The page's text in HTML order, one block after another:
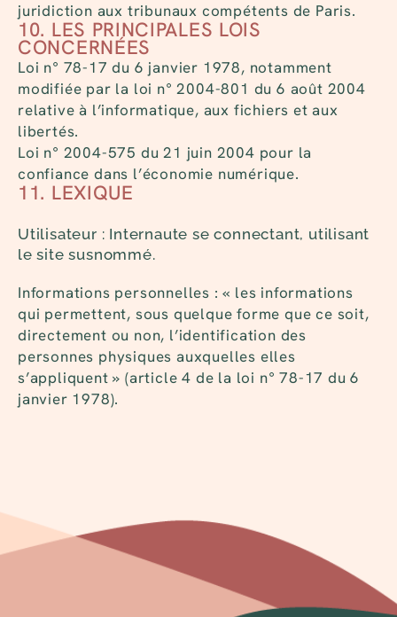
juridiction aux tribunaux compétents de Paris.
10. LES PRINCIPALES LOIS
CONCERNÉES
Loi n° 78-17 du 6 janvier 1978, notamment
modifiée par la loi n° 2004-801 du 6 août 2004
relative à l’informatique, aux fichiers et aux
libertés.
Loi n° 2004-575 du 21 juin 2004 pour la
confiance dans l’économie numérique.
11. LEXIQUE
Utilisateur : Internaute se connectant, utilisant
le site susnommé.
Informations personnelles : « les informations
qui permettent, sous quelque forme que ce soit,
directement ou non, l’identification des
personnes physiques auxquelles elles
s’appliquent » (article 4 de la loi n° 78-17 du 6
janvier 1978).